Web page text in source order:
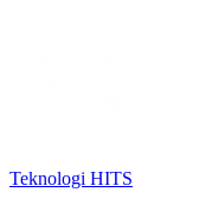
Teknologi HITS